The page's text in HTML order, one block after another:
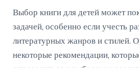
Выбор книги для детей может
задачей, особенно если учесть
литературных жанров и стилей.
некоторые рекомендации,